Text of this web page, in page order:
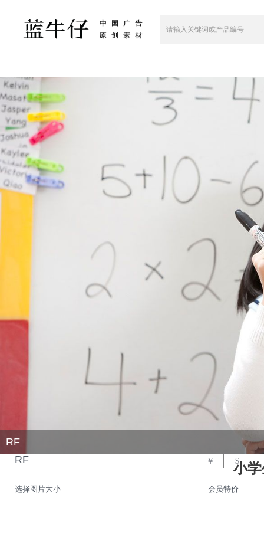
RF
小
选择图片大小 会员特价
RF ￥ $